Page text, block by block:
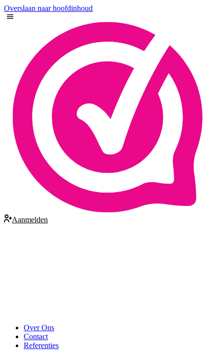
Overslaan naar hoofdinhoud
Aanmelden
Over Ons
Contact
Referenties